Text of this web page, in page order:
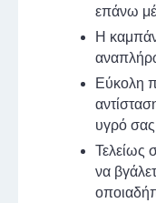
επάνω
Η
Εύκολη
υγρό
Τελείως
να